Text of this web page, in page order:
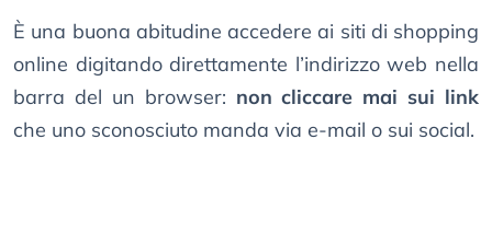
È una buona abitudine accedere ai siti di shopping
online digitando direttamente l’indirizzo web nella
barra del un browser: non cliccare mai sui link
che uno sconosciuto manda via e-mail o sui social.